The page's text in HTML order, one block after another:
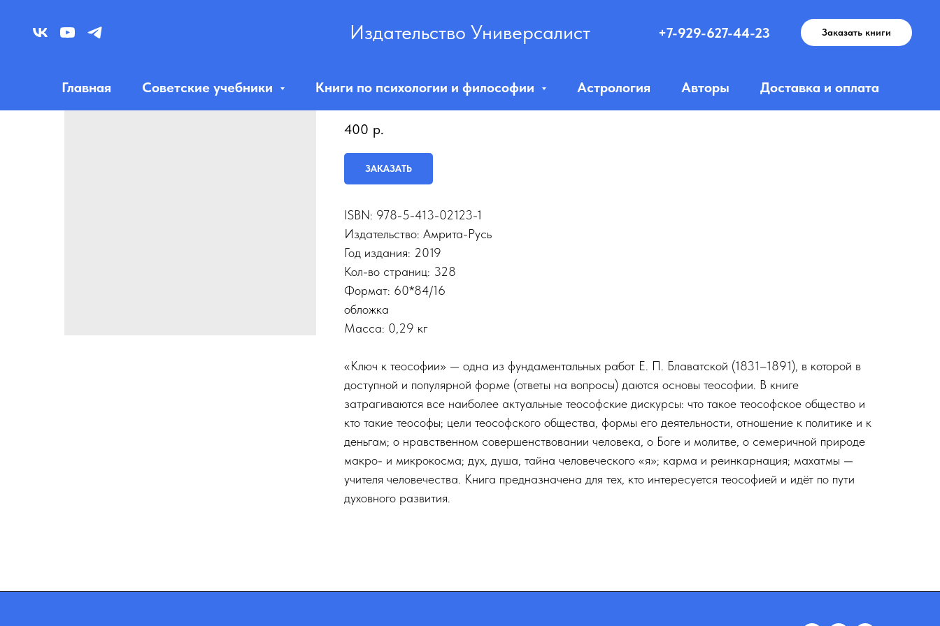
Издательство Универсалист +7-929-627-44-23 Заказать книги
Главная Советские учебники Книги по психологии и философии Астрология Авторы Доставка и оплата
Блаватская Е.П. «Ключ к теософии»
400 р.
ЗАКАЗАТЬ
ISBN: 978-5-413-02123-1
Издательство: Амрита-Русь
Год издания: 2019
Кол-во страниц: 328
Формат: 60*84/16
обложка
Масса: 0,29 кг
«Ключ к теософии» — одна из фундаментальных работ Е. П. Блаватской (1831–1891), в которой в
доступной и популярной форме (ответы на вопросы) даются основы теософии. В книге
затрагиваются все наиболее актуальные теософские дискурсы: что такое теософское общество и
кто такие теософы; цели теософского общества, формы его деятельности, отношение к политике и к
деньгам; о нравственном совершенствовании человека, о Боге и молитве, о семеричной природе
макро- и микрокосма; дух, душа, тайна человеческого «я»; карма и реинкарнация; махатмы —
учителя человечества. Книга предназначена для тех, кто интересуется теософией и идёт по пути
духовного развития.